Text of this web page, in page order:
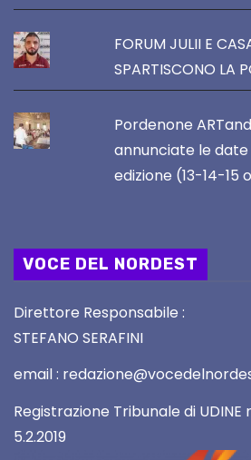
FORUM JULII E
SPARTISCONO LA
Pordenone
annunciate le
edizione (13-14-15
VOCE DEL NORDEST
Direttore Responsabile :
STEFANO SERAFINI
email :
Registrazione Tribunale di UDINE
5.2.2019